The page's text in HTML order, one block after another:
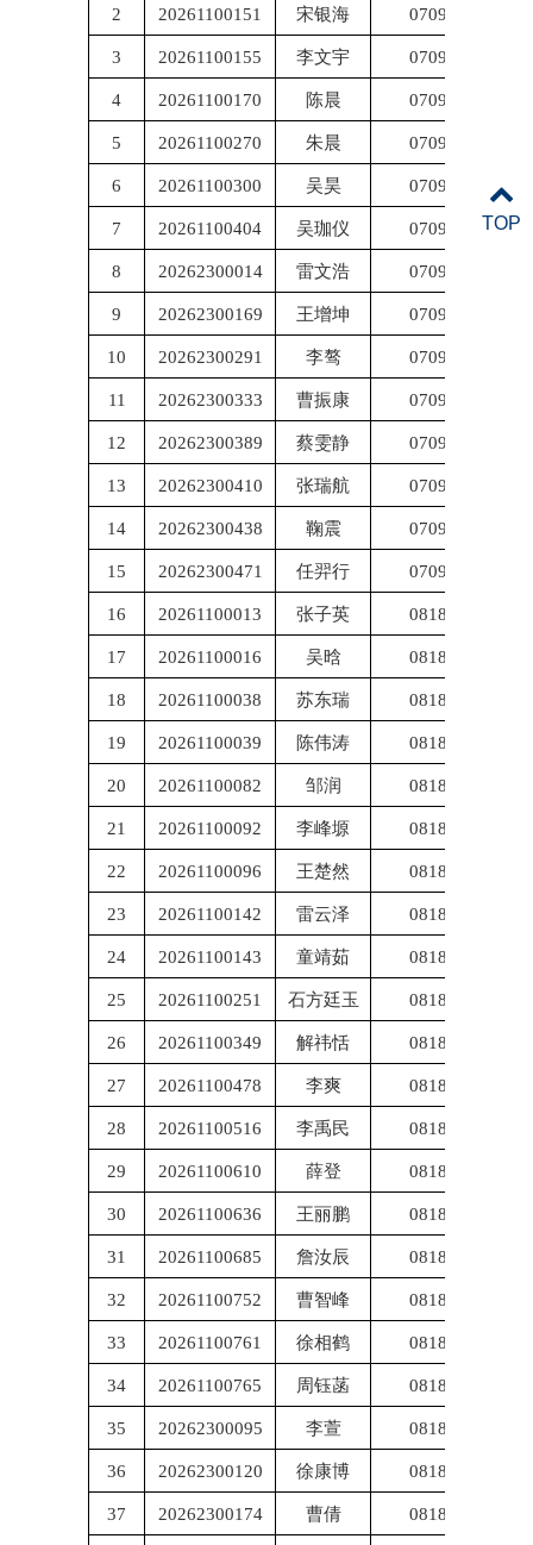
2 20261100151 宋银海 070900
3 20261100155 李文宇 070900
4 20261100170 陈晨 070900
5 20261100270 朱晨 070900
6 20261100300 吴昊 070900
7 20261100404 吴珈仪 070900
8 20262300014 雷文浩 070900
9 20262300169 王增坤 070900
10 20262300291 李骜 070900
11 20262300333 曹振康 070900
12 20262300389 蔡雯静 070900
13 20262300410 张瑞航 070900
14 20262300438 鞠震 070900
15 20262300471 任羿行 070900
16 20261100013 张子英 081800
17 20261100016 吴晗 081800
18 20261100038 苏东瑞 081800
19 20261100039 陈伟涛 081800
20 20261100082 邹润 081800
21 20261100092 李峰塬 081800
22 20261100096 王楚然 081800
23 20261100142 雷云泽 081800
24 20261100143 童靖茹 081800
25 20261100251 石方廷玉 081800
26 20261100349 解祎恬 081800
27 20261100478 李爽 081800
28 20261100516 李禹民 081800
29 20261100610 薛登 081800
30 20261100636 王丽鹏 081800
31 20261100685 詹汝辰 081800
32 20261100752 曹智峰 081800
33 20261100761 徐相鹤 081800
34 20261100765 周钰菡 081800
35 20262300095 李萱 081800
36 20262300120 徐康博 081800
37 20262300174 曹倩 081800
TOP